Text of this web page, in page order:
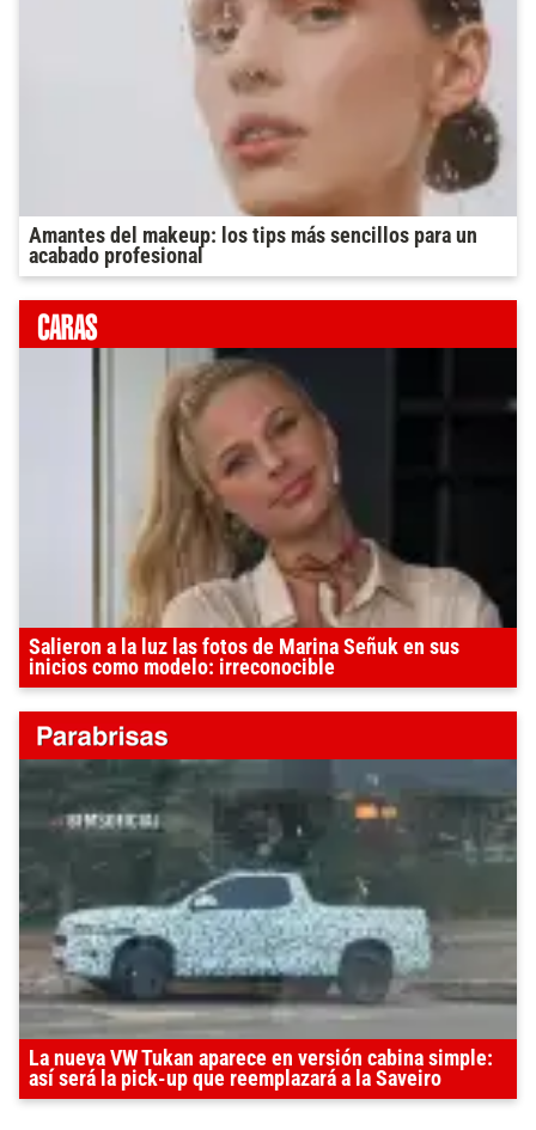
Amantes del makeup: los tips más sencillos para un
acabado profesional
Salieron a la luz las fotos de Marina Señuk en sus
inicios como modelo: irreconocible
La nueva VW Tukan aparece en versión cabina simple:
así será la pick-up que reemplazará a la Saveiro